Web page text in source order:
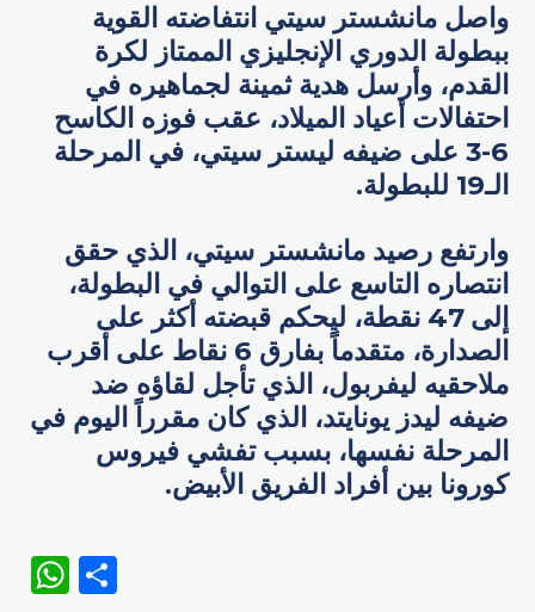
واصل مانشستر سيتي انتفاضته القوية
ببطولة الدوري الإنجليزي الممتاز لكرة
القدم، وأرسل هدية ثمينة لجماهيره في
احتفالات أعياد الميلاد، عقب فوزه الكاسح
6-3 على ضيفه ليستر سيتي، في المرحلة
الـ19 للبطولة.
وارتفع رصيد مانشستر سيتي، الذي حقق
انتصاره التاسع على التوالي في البطولة،
إلى 47 نقطة، ليحكم قبضته أكثر على
الصدارة، متقدماً بفارق 6 نقاط على أقرب
ملاحقيه ليفربول، الذي تأجل لقاؤه ضد
ضيفه ليدز يونايتد، الذي كان مقرراً اليوم في
المرحلة نفسها، بسبب تفشي فيروس
كورونا بين أفراد الفريق الأبيض.
WhatsApp